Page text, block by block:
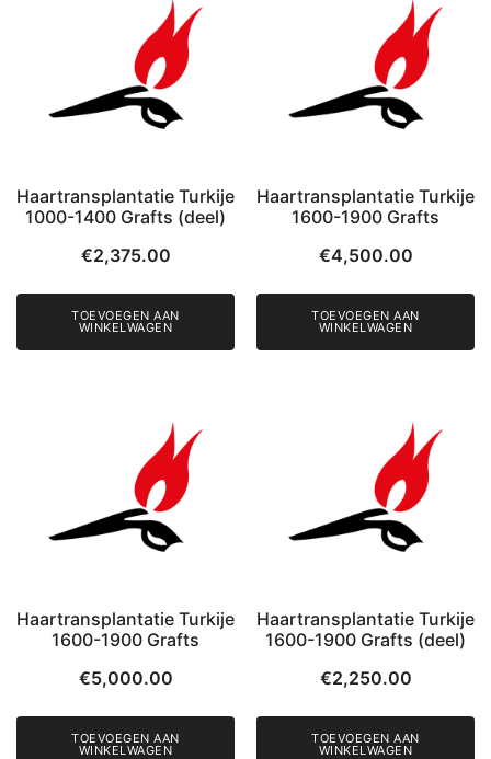
Haartransplantatie Turkije
1000-1400 Grafts (deel)
€2,375.00
TOEVOEGEN AAN
WINKELWAGEN
Haartransplantatie Turkije
1600-1900 Grafts
€4,500.00
TOEVOEGEN AAN
WINKELWAGEN
Haartransplantatie Turkije
1600-1900 Grafts
€5,000.00
TOEVOEGEN AAN
WINKELWAGEN
Haartransplantatie Turkije
1600-1900 Grafts (deel)
€2,250.00
TOEVOEGEN AAN
WINKELWAGEN